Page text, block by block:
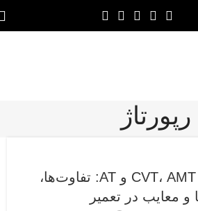
رپورتاژ
گیربکس‌های CVT، AMT و AT: تفاوت‌ها،
و معایب در تعمیر